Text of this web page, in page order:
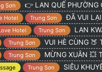
mãi giảm gia ve ko ad
Sơn 👉 LAN QUẾ PHƯỜNG
Hotel Trung Sơn ĐÃ VUI LẠI CÓ
Hotel Trung Sơn LAN KWAI
Trung Sơn VUI HÈ CÙNG 🍑
Trung Sơn MỪNG XUÂN 💥 TOKYO
Trung Sơn SIÊU